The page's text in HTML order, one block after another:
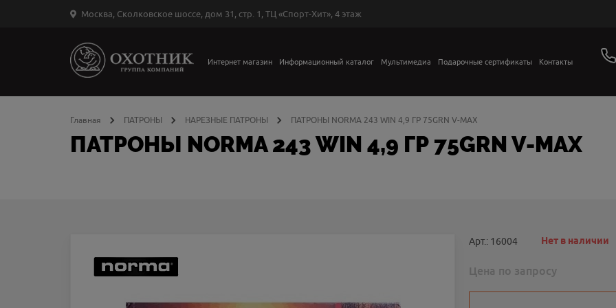
Москва, Сколковское шоссе, дом 31, стр. 1, ТЦ «Спорт-Хит», 4 этаж
←
Интернет магазин Информационный каталог Мультимедиа Подарочные сертификаты Контакты
Главная ПАТРОНЫ НАРЕЗНЫЕ ПАТРОНЫ ПАТРОНЫ NORMA 243 WIN 4,9 ГР 75GRN V-MAX
ПАТРОНЫ NORMA 243 WIN 4,9 ГР 75GRN V-MAX
Арт.: 16004 Нет в наличии
Цена по запросу